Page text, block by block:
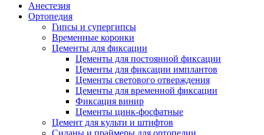
Анестезия
Ортопедия
Гипсы и супергипсы
Временные коронки
Цементы для фиксации
Цементы для постоянной фиксации
Цементы для фиксации имплантов
Цементы светового отверждения
Цементы для временной фиксации
Фиксация винир
Цементы цинк-фосфатные
Цемент для культи и штифтов
Силаны и праймеры для ортопедии